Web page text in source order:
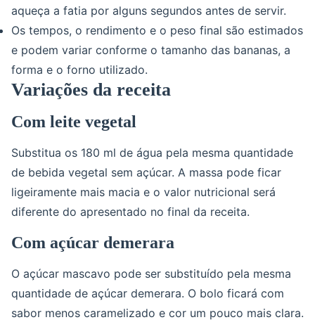
aqueça a fatia por alguns segundos antes de servir.
Os tempos, o rendimento e o peso final são estimados
e podem variar conforme o tamanho das bananas, a
forma e o forno utilizado.
Variações da receita
Com leite vegetal
Substitua os 180 ml de água pela mesma quantidade
de bebida vegetal sem açúcar. A massa pode ficar
ligeiramente mais macia e o valor nutricional será
diferente do apresentado no final da receita.
Com açúcar demerara
O açúcar mascavo pode ser substituído pela mesma
quantidade de açúcar demerara. O bolo ficará com
sabor menos caramelizado e cor um pouco mais clara.